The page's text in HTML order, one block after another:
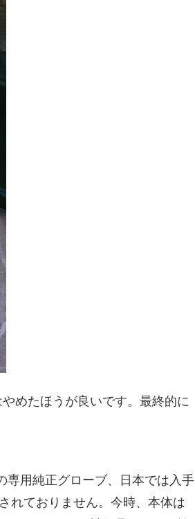
めたほうが良いです。最終的に
専用純正グローブ、日本では入手
れておりません。今時、本体は